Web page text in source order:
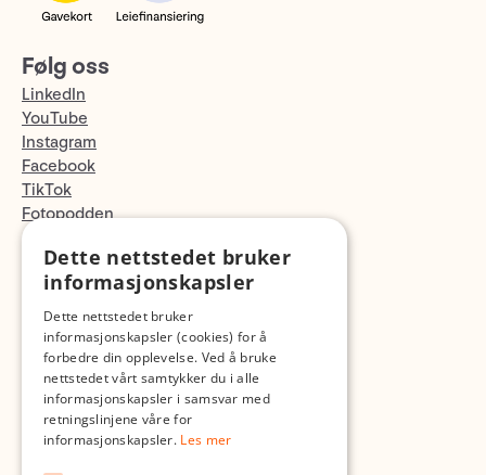
Følg oss
LinkedIn
YouTube
Instagram
Facebook
TikTok
Fotopodden
Med forbehold om skrive- og lagerfeil
Dette nettstedet bruker
informasjonskapsler
Dette nettstedet bruker
informasjonskapsler (cookies) for å
forbedre din opplevelse. Ved å bruke
nettstedet vårt samtykker du i alle
informasjonskapsler i samsvar med
retningslinjene våre for
informasjonskapsler. Les mer